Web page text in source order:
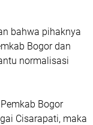
bahwa pihaknya
Bogor dan
normalisasi
Bogor
Cisarapati, maka